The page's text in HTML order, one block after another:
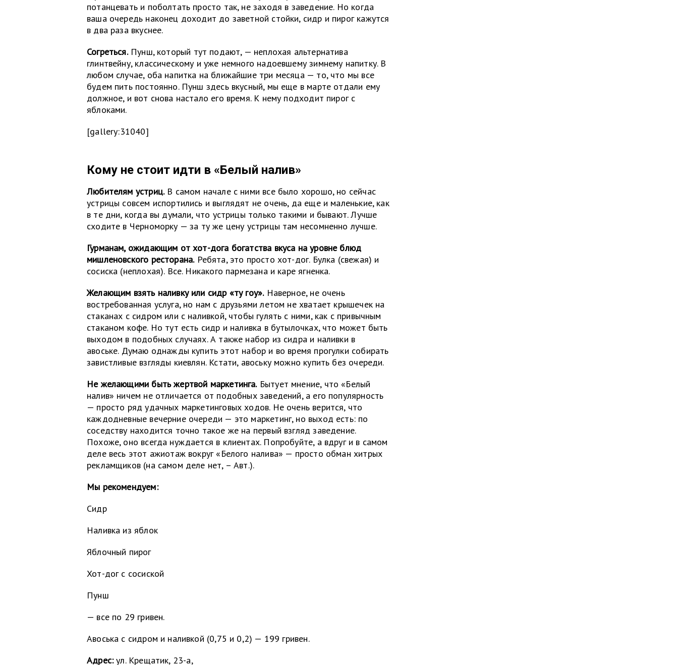
потанцевать и поболтать просто так, не заходя в заведение. Но когда
ваша очередь наконец доходит до заветной стойки, сидр и пирог кажутся
в два раза вкуснее.
Согреться.Пунш, который тут подают, — неплохая альтернатива
глинтвейну, классическому и уже немного надоевшему зимнему напитку. В
любом случае, оба напитка на ближайшие три месяца — то, что мы все
будем пить постоянно. Пунш здесь вкусный, мы еще в марте отдали ему
должное, и вот снова настало его время. К нему подходит пирог с
яблоками.
[gallery:31040]
Кому не стоит идти в «Белый налив»
Любителям устриц.В самом начале с ними все было хорошо, но сейчас
устрицы совсем испортились и выглядят не очень, да еще и маленькие, как
в те дни, когда вы думали, что устрицы только такими и бывают. Лучше
сходите в Черноморку — за ту же цену устрицы там несомненно лучше.
Гурманам, ожидающим от хот-дога богатства вкуса на уровне блюд
мишленовского ресторана.Ребята, это просто хот-дог. Булка (свежая) и
сосиска (неплохая). Все. Никакого пармезана и каре ягненка.
Желающим взять наливку или сидр «ту гоу».Наверное, не очень
востребованная услуга, но нам с друзьями летом не хватает крышечек на
стаканах с сидром или с наливкой, чтобы гулять с ними, как с привычным
стаканом кофе. Но тут есть сидр и наливка в бутылочках, что может быть
выходом в подобных случаях. А также набор из сидра и наливки в
авоське. Думаю однажды купить этот набор и во время прогулки собирать
завистливые взгляды киевлян. Кстати, авоську можно купить без очереди.
Не желающими быть жертвой маркетинга.Бытует мнение, что «Белый
налив» ничем не отличается от подобных заведений, а его популярность
— просто ряд удачных маркетинговых ходов. Не очень верится, что
каждодневные вечерние очереди — это маркетинг, но выход есть: по
соседству находится точно такое же на первый взгляд заведение.
Похоже, оно всегда нуждается в клиентах. Попробуйте, а вдруг и в самом
деле весь этот ажиотаж вокруг «Белого налива» — просто обман хитрых
рекламщиков (на самом деле нет, – Авт.).
Мы рекомендуем:
Сидр
Наливка из яблок
Яблочный пирог
Хот-дог с сосиской
Пунш
— все по 29 гривен.
Авоська с сидром и наливкой (0,75 и 0,2) — 199 гривен.
Адрес:ул. Крещатик, 23-а,